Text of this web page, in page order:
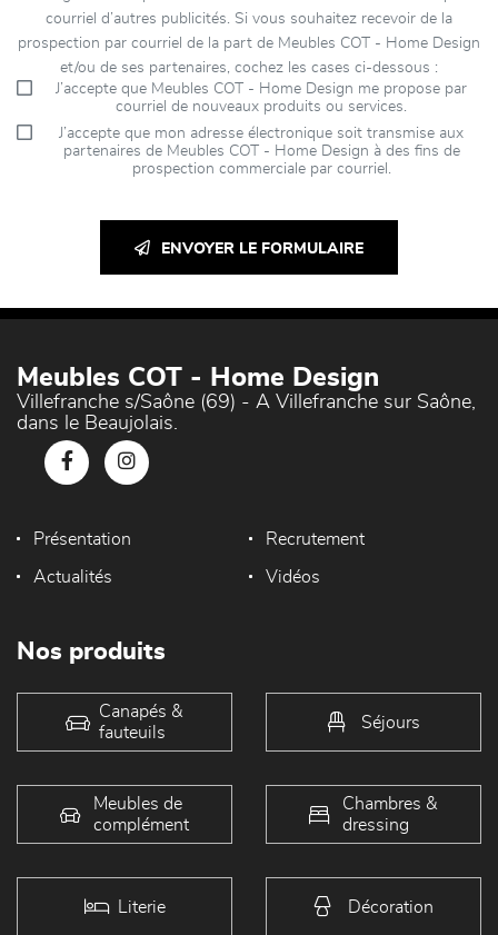
courriel d’autres publicités. Si vous souhaitez recevoir de la
prospection par courriel de la part de Meubles COT - Home Design
et/ou de ses partenaires, cochez les cases ci-dessous :
J’accepte que Meubles COT - Home Design me propose par
courriel de nouveaux produits ou services.
J’accepte que mon adresse électronique soit transmise aux
partenaires de Meubles COT - Home Design à des fins de
prospection commerciale par courriel.
ENVOYER LE FORMULAIRE
Meubles COT - Home Design
Villefranche s/Saône (69) - A Villefranche sur Saône,
dans le Beaujolais.
Présentation Recrutement
Actualités Vidéos
Nos produits
Canapés &
fauteuils
Séjours
Meubles de
complément
Chambres &
dressing
Literie Décoration